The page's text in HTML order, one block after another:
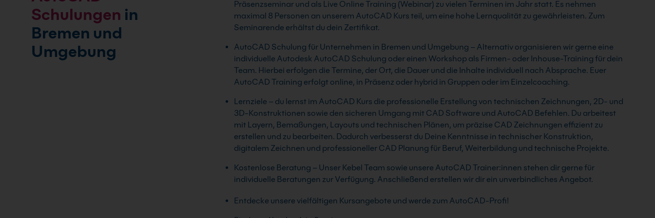
Schulungen in
Bremen und
Umgebung
Präsenzseminar und als Live Online Training (Webinar) zu vielen Terminen im Jahr statt. Es nehmen
maximal 8 Personen an unserem AutoCAD Kurs teil, um eine hohe Lernqualität zu gewährleisten. Zum
Seminarende erhältst du dein Zertifikat.
AutoCAD Schulung für Unternehmen in Bremen und Umgebung – Alternativ organisieren wir gerne eine
individuelle Autodesk AutoCAD Schulung oder einen Workshop als Firmen- oder Inhouse-Training für dein
Team. Hierbei erfolgen die Termine, der Ort, die Dauer und die Inhalte individuell nach Absprache. Euer
AutoCAD Training erfolgt online, in Präsenz oder hybrid in Gruppen oder im Einzelcoaching.
Lernziele – du lernst im AutoCAD Kurs die professionelle Erstellung von technischen Zeichnungen, 2D- und
3D-Konstruktionen sowie den sicheren Umgang mit CAD Software und AutoCAD Befehlen. Du arbeitest
mit Layern, Bemaßungen, Layouts und technischen Plänen, um präzise CAD Zeichnungen effizient zu
erstellen und zu bearbeiten. Dadurch verbesserst du Deine Kenntnisse in technischer Konstruktion,
digitalem Zeichnen und professioneller CAD Planung für Beruf, Weiterbildung und technische Projekte.
Kostenlose Beratung – Unser Kebel Team sowie unsere AutoCAD Trainer:innen stehen dir gerne für
individuelle Beratungen zur Verfügung. Anschließend erstellen wir dir ein unverbindliches Angebot.
Entdecke unsere vielfältigen Kursangebote und werde zum AutoCAD-Profi!